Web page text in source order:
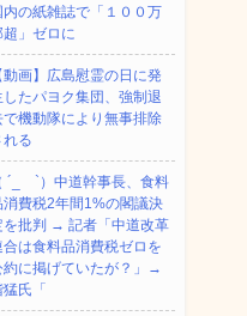
内の紙雑誌で「１００万
超」ゼロに
動画】広島慰霊の日に発
したパヨク集団、強制退
で機動隊により無事排除
れる
´_ゝ`）中道幹事長、食料
消費税2年間1%の閣議決
を批判 → 記者「中道改革
合は食料品消費税ゼロを
約に掲げていたが？」→
猛氏「